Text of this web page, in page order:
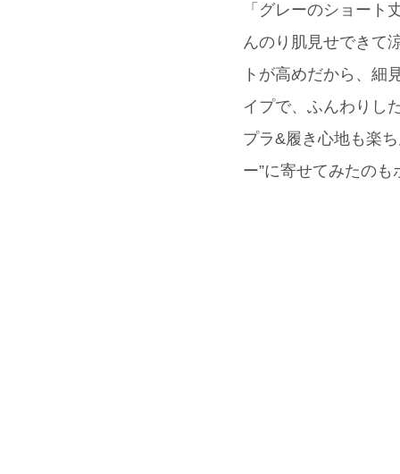
「グレーのショー
んのり肌見せできて
トが高めだから、
イプで、ふんわりし
プラ&履き心地も楽
ー”に寄せてみたのも